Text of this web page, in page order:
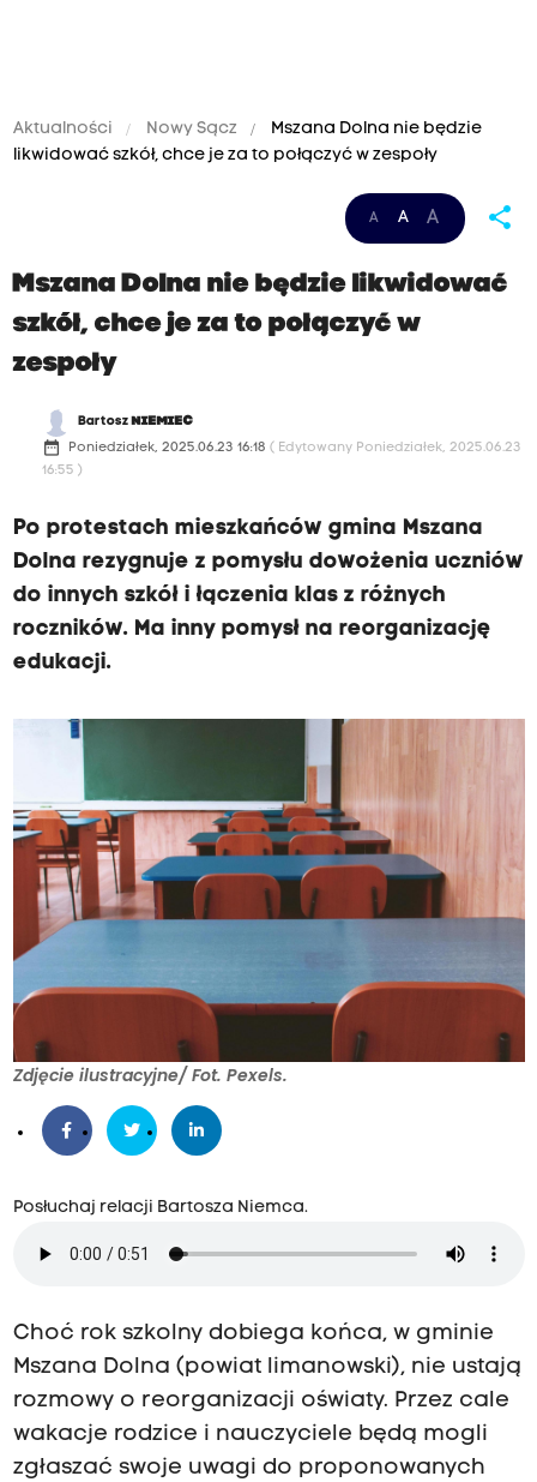
Aktualności Nowy Sącz
Mszana Dolna nie będzie
likwidować szkół, chce je za to połączyć w zespoły
A A A share
Mszana Dolna nie będzie likwidować
szkół, chce je za to połączyć w
zespoły
Bartosz NIEMIEC
date_range Poniedziałek, 2025.06.23 16:18 ( Edytowany Poniedziałek, 2025.06.23
16:55 )
Po protestach mieszkańców gmina Mszana
Dolna rezygnuje z pomysłu dowożenia uczniów
do innych szkół i łączenia klas z różnych
roczników. Ma inny pomysł na reorganizację
edukacji.
Zdjęcie ilustracyjne/ Fot. Pexels.
Posłuchaj relacji Bartosza Niemca.
Choć rok szkolny dobiega końca, w gminie
Mszana Dolna (powiat limanowski), nie ustają
rozmowy o reorganizacji oświaty. Przez cale
wakacje rodzice i nauczyciele będą mogli
zgłaszać swoje uwagi do proponowanych